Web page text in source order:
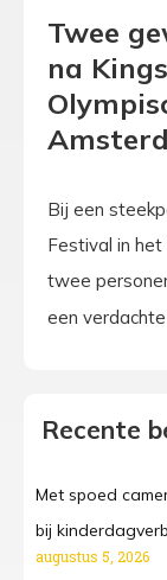
Twee
na
Bij een
Festival in
twee
een
Recente
Met spoed
bij
augustus 5, 2026